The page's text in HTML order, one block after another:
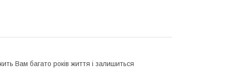
Вам багато років життя і залишиться